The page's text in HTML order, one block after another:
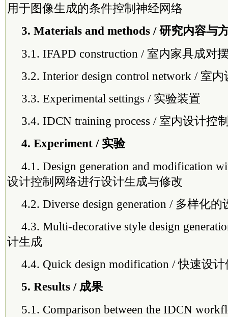
用于图像生成的条件控制神经网络
3. Materials and methods / 研究内容与
3.1. IFAPD construction / 室内家具成对
3.2. Interior design control network / 室
3.3. Experimental settings / 实验装置
3.4. IDCN training process / 室内设计控
4. Experiment / 实验
4.1. Design generation and modification
设计控制网络进行设计生成与修改
4.2. Diverse design generation / 多样化
4.3. Multi-decorative style design
计生成
4.4. Quick design modification / 快速设
5. Results / 成果
5.1. Comparison between the IDCN